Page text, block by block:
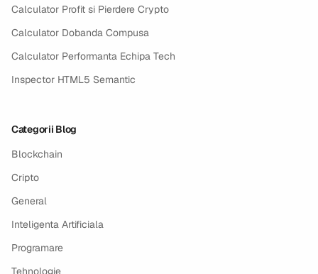
Calculator Profit si Pierdere Crypto
Calculator Dobanda Compusa
Calculator Performanta Echipa Tech
Inspector HTML5 Semantic
Categorii Blog
Blockchain
Cripto
General
Inteligenta Artificiala
Programare
Tehnologie